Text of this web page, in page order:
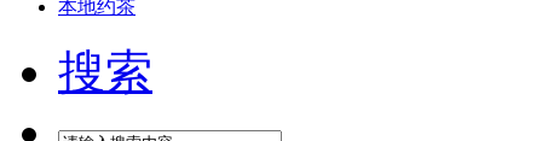
本地约茶
搜索